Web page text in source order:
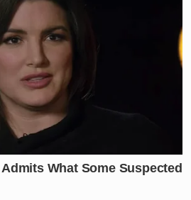
dado o risco iminente de
da madrugada neste
iniciais de localização
mais angústia entre as
Grande.
edição, poucas informações
atual das vítimas foram
as equipes de segurança de